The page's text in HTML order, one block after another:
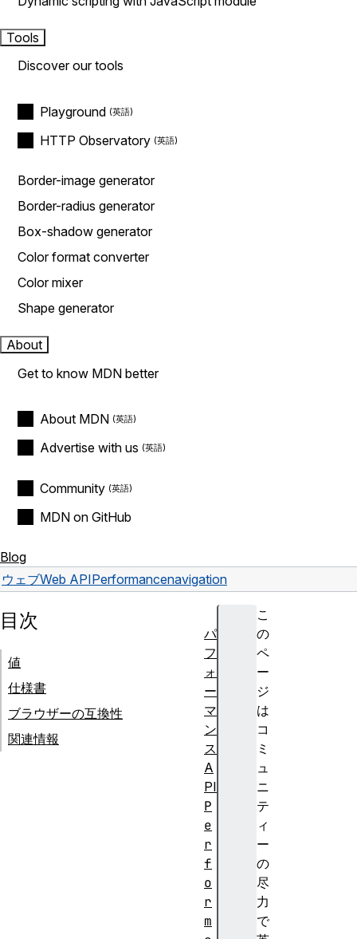
Tools
Discover our tools
Playground
HTTP Observatory
Border-image generator
Border-radius generator
Box-shadow generator
Color format converter
Color mixer
Shape generator
About
Get to know MDN better
About MDN
Advertise with us
Community
MDN on GitHub
Blog
ウェブWeb APIPerformancenavigation
こ
の
ペ
ー
ジ
は
コ
ミ
ュ
ニ
テ
ィ
ー
の
尽
力
で
目次
値
仕様書
ブラウザーの互換性
関連情報
パ
フ
ォ
ー
マ
ン
ス
A
PI
P
e
r
f
o
r
m